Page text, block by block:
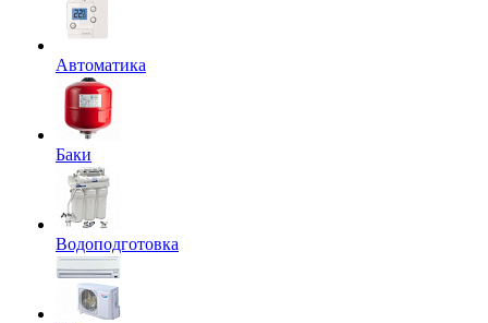
Автоматика
Баки
Водоподготовка